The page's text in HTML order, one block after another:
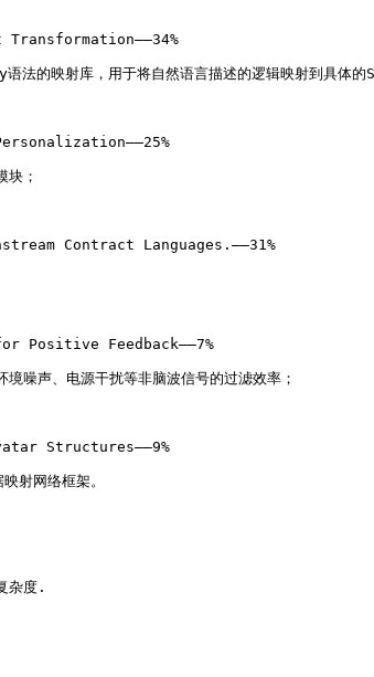
映射库，用于将自然语言描述的逻辑映射到具体
；
Contract Languages.——31%
Positive Feedback——7%
声、电源干扰等非脑波信号的过滤效率；
Structures——9%
网络框架。
杂度.